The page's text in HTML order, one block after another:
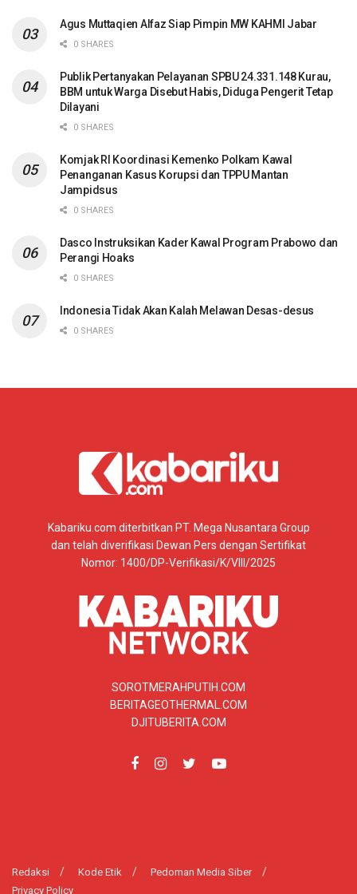
Agus Muttaqien Alfaz Siap Pimpin MW KAHMI Jabar
0 SHARES
Publik Pertanyakan Pelayanan SPBU 24.331.148 Kurau,
BBM untuk Warga Disebut Habis, Diduga Pengerit Tetap
Dilayani
0 SHARES
Komjak RI Koordinasi Kemenko Polkam Kawal
Penanganan Kasus Korupsi dan TPPU Mantan
Jampidsus
0 SHARES
Dasco Instruksikan Kader Kawal Program Prabowo dan
Perangi Hoaks
0 SHARES
Indonesia Tidak Akan Kalah Melawan Desas-desus
0 SHARES
Kabariku.com diterbitkan PT. Mega Nusantara Group
dan telah diverifikasi Dewan Pers dengan Sertifikat
Nomor: 1400/DP-Verifikasi/K/VIII/2025
SOROTMERAHPUTIH.COM
BERITAGEOTHERMAL.COM
DJITUBERITA.COM
Redaksi Kode Etik
Pedoman Media Siber
Privacy Policy